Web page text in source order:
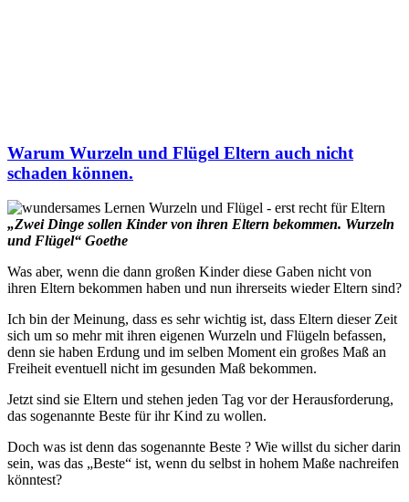
Warum Wurzeln und Flügel Eltern auch nicht
schaden können.
„Zwei Dinge sollen Kinder von ihren Eltern bekommen. Wurzeln
und Flügel“ Goethe
Was aber, wenn die dann großen Kinder diese Gaben nicht von
ihren Eltern bekommen haben und nun ihrerseits wieder Eltern sind?
Ich bin der Meinung, dass es sehr wichtig ist, dass Eltern dieser Zeit
sich um so mehr mit ihren eigenen Wurzeln und Flügeln befassen,
denn sie haben Erdung und im selben Moment ein großes Maß an
Freiheit eventuell nicht im gesunden Maß bekommen.
Jetzt sind sie Eltern und stehen jeden Tag vor der Herausforderung,
das sogenannte Beste für ihr Kind zu wollen.
Doch was ist denn das sogenannte Beste ? Wie willst du sicher darin
sein, was das „Beste“ ist, wenn du selbst in hohem Maße nachreifen
könntest?